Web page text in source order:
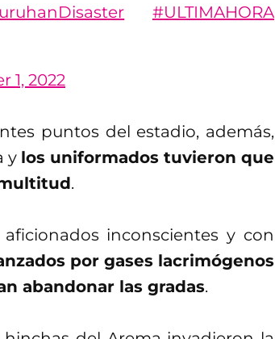
#ULTIMAHORA
1, 2022
puntos del estadio, además,
y los uniformados tuvieron que
.
inconscientes y con
por gases lacrimógenos
abandonar las gradas.